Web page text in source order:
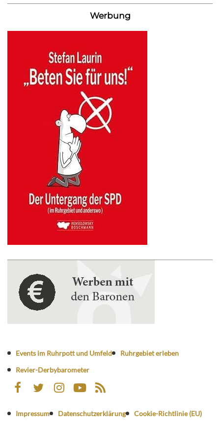
Werbung
Events im Ruhrpott und Umfeld
Ruhrgebiet erleben
Revier-Derbybarometer
Impressum Datenschutzerklärung Cookie-Richtlinie (EU)